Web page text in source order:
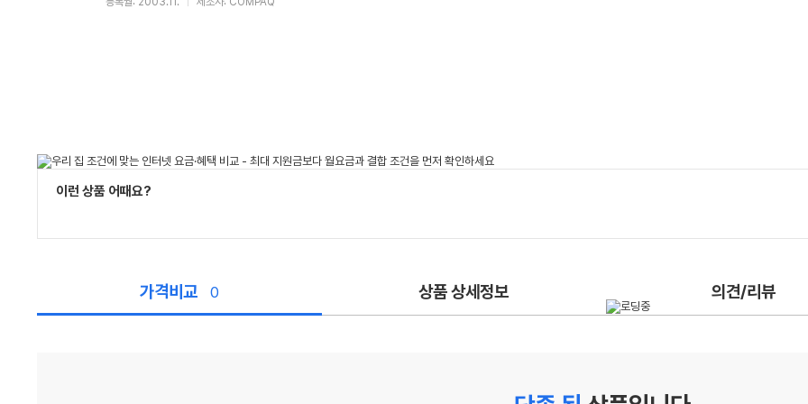
이런 상품 어때요?
가격비교 0 상품 상세정보 의견/리뷰